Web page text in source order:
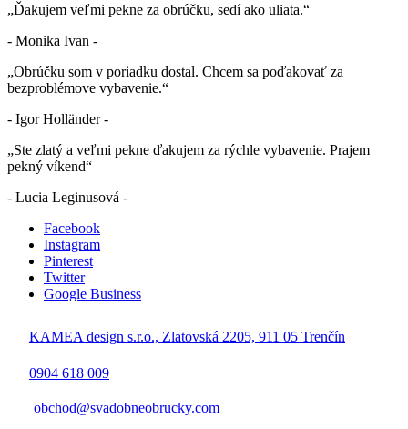
„Ďakujem veľmi pekne za obrúčku, sedí ako uliata.“
- Monika Ivan -
„Obrúčku som v poriadku dostal. Chcem sa poďakovať za
bezproblémove vybavenie.“
- Igor Holländer -
„Ste zlatý a veľmi pekne ďakujem za rýchle vybavenie. Prajem
pekný víkend“
- Lucia Leginusová -
Facebook
Instagram
Pinterest
Twitter
Google Business
KAMEA design s.r.o., Zlatovská 2205, 911 05 Trenčín
0904 618 009
obchod@svadobneobrucky.com